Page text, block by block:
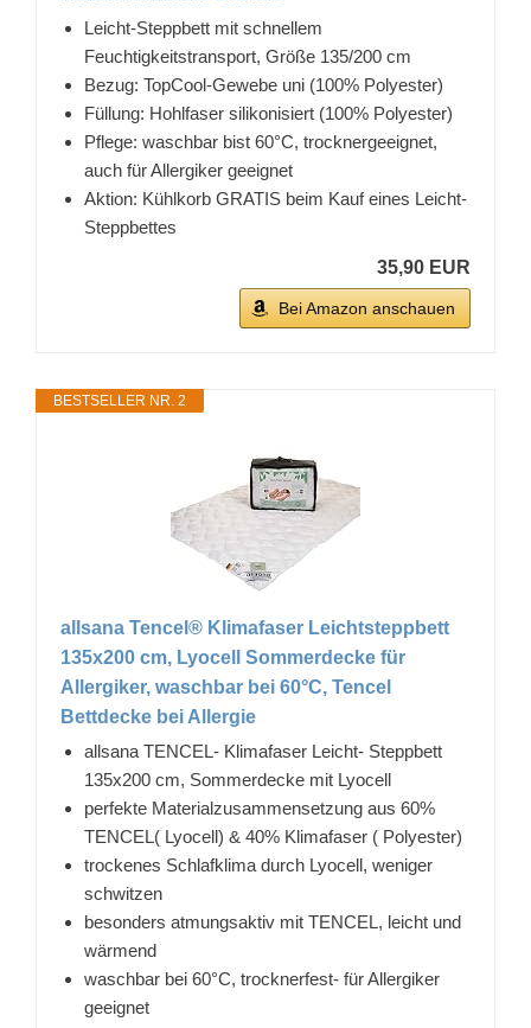
Leicht-Steppbett mit schnellem
Feuchtigkeitstransport, Größe 135/200 cm
Bezug: TopCool-Gewebe uni (100% Polyester)
Füllung: Hohlfaser silikonisiert (100% Polyester)
Pflege: waschbar bist 60°C, trocknergeeignet,
auch für Allergiker geeignet
Aktion: Kühlkorb GRATIS beim Kauf eines Leicht-
Steppbettes
35,90 EUR
Bei Amazon anschauen
BESTSELLER NR. 2
allsana Tencel® Klimafaser Leichtsteppbett
135x200 cm, Lyocell Sommerdecke für
Allergiker, waschbar bei 60°C, Tencel
Bettdecke bei Allergie
allsana TENCEL- Klimafaser Leicht- Steppbett
135x200 cm, Sommerdecke mit Lyocell
perfekte Materialzusammensetzung aus 60%
TENCEL( Lyocell) & 40% Klimafaser ( Polyester)
trockenes Schlafklima durch Lyocell, weniger
schwitzen
besonders atmungsaktiv mit TENCEL, leicht und
wärmend
waschbar bei 60°C, trocknerfest- für Allergiker
geeignet